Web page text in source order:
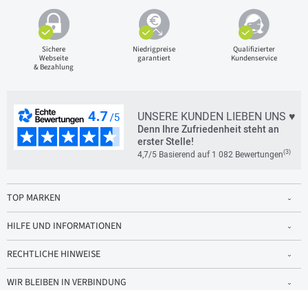
Sichere
Webseite
& Bezahlung
Niedrigpreise
garantiert
Qualifizierter
Kundenservice
UNSERE KUNDEN LIEBEN UNS ♥
Denn Ihre Zufriedenheit steht an
erster Stelle!
4,7/5 Basierend auf 1 082 Bewertungen(3)
TOP MARKEN
HILFE UND INFORMATIONEN
RECHTLICHE HINWEISE
WIR BLEIBEN IN VERBINDUNG